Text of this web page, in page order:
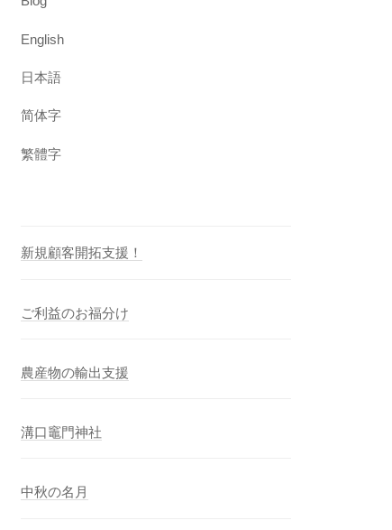
English
日本語
简体字
繁體字
新規顧客開拓支援！
ご利益のお福分け
農産物の輸出支援
溝口竈門神社
中秋の名月